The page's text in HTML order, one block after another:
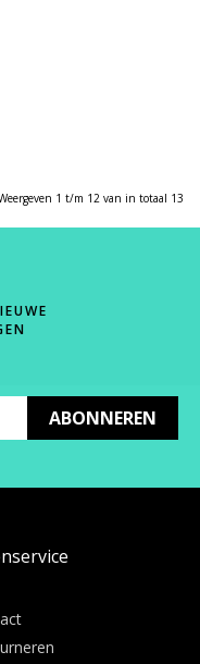
1 t/m 12 van in totaal 13
ABONNEREN